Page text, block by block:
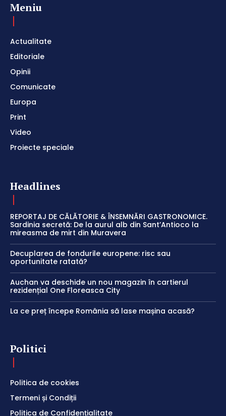
Meniu
Actualitate
Editoriale
Opinii
Comunicate
Europa
Print
Video
Proiecte speciale
Headlines
REPORTAJ DE CĂLĂTORIE & ÎNSEMNĂRI GASTRONOMICE.
Sardinia secretă: De la aurul alb din Sant’Antioco la
mireasma de mirt din Muravera
Decuplarea de fondurile europene: risc sau
oportunitate ratată?
Auchan va deschide un nou magazin în cartierul
rezidențial One Floreasca City
La ce preț începe România să lase mașina acasă?
Politici
Politica de cookies
Termeni și Condiții
Politica de Confidențialitate